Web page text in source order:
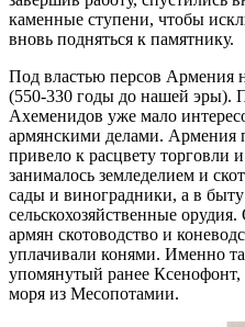
каменные ступени, чтобы
вновь подняться к памятнику.
Под властью персов Армения
(550-330 годы до нашей эры).
Ахеменидов уже мало
армянскими делами. Армения
привело к расцвету торговли
занималось земледелием и
сады и виноградники, а в
сельскохозяйственные
армян скотоводство и
уплачивали конями. Именно
упомянутый ранее
моря из Месопотамии.